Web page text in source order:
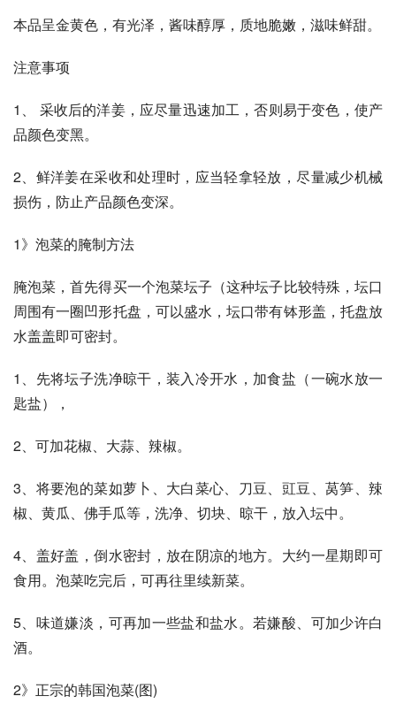
注意事项
1、 采收后的洋姜，应尽量迅速加工，否则易于变色，使产
品颜色变黑。
2、鲜洋姜在采收和处理时，应当轻拿轻放，尽量减少机械
损伤，防止产品颜色变深。
1》泡菜的腌制方法
腌泡菜，首先得买一个泡菜坛子（这种坛子比较特殊，坛口
周围有一圈凹形托盘，可以盛水，坛口带有钵形盖，托盘放
水盖盖即可密封。
1、先将坛子洗净晾干，装入冷开水，加食盐（一碗水放一
匙盐），
2、可加花椒、大蒜、辣椒。
3、将要泡的菜如萝卜、大白菜心、刀豆、豇豆、莴笋、辣
椒、黄瓜、佛手瓜等，洗净、切块、晾干，放入坛中。
4、盖好盖，倒水密封，放在阴凉的地方。大约一星期即可
食用。泡菜吃完后，可再往里续新菜。
5、味道嫌淡，可再加一些盐和盐水。若嫌酸、可加少许白
酒。
2》正宗的韩国泡菜(图)